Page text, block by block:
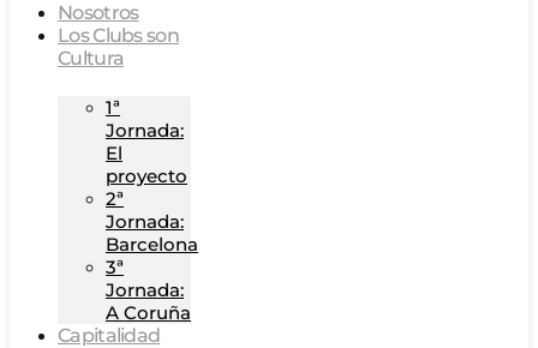
Nosotros
Los Clubs son
Cultura
1ª
Jornada:
El
proyecto
2ª
Jornada:
Barcelona
3ª
Jornada:
A Coruña
Capitalidad